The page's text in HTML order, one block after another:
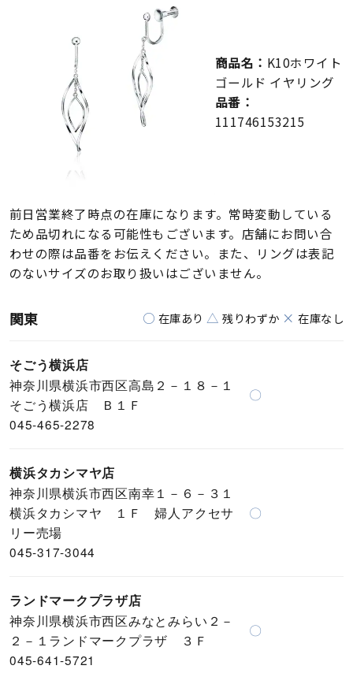
在庫ありのみ すべて表示
商品名： K10ホワイト
ゴールド イヤリング
品番：
111746153215
前日営業終了時点の在庫になります。常時変動している
ため品切れになる可能性もございます。店舗にお問い合
わせの際は品番をお伝えください。また、リングは表記
のないサイズのお取り扱いはございません。
○ 在庫あり △ 残りわずか × 在庫なし
関東
そごう横浜店
神奈川県横浜市西区高島２－１８－１
そごう横浜店 Ｂ１Ｆ
045-465-2278
〇
横浜タカシマヤ店
神奈川県横浜市西区南幸１－６－３１
横浜タカシマヤ １Ｆ 婦人アクセサ
リー売場
045-317-3044
〇
ランドマークプラザ店
神奈川県横浜市西区みなとみらい２－
２－１ランドマークプラザ ３Ｆ
045-641-5721
〇